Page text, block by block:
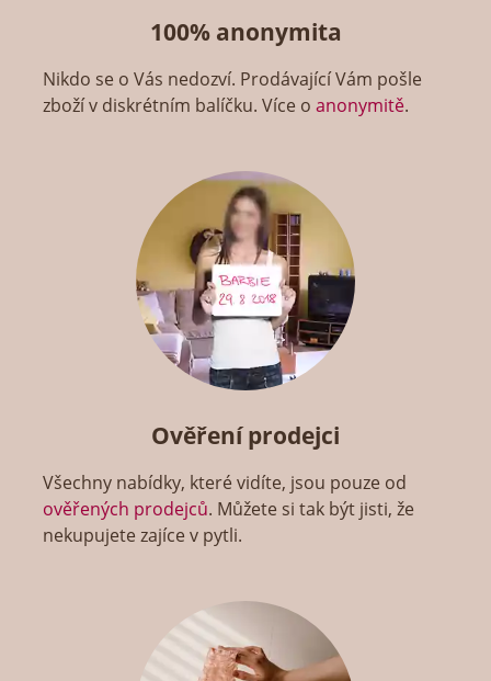
100% anonymita
Nikdo se o Vás nedozví. Prodávající Vám pošle
zboží v diskrétním balíčku. Více oanonymitě.
Ověření prodejci
Všechny nabídky, které vidíte, jsou pouze od
ověřených prodejců. Můžete si tak být jisti, že
nekupujete zajíce v pytli.